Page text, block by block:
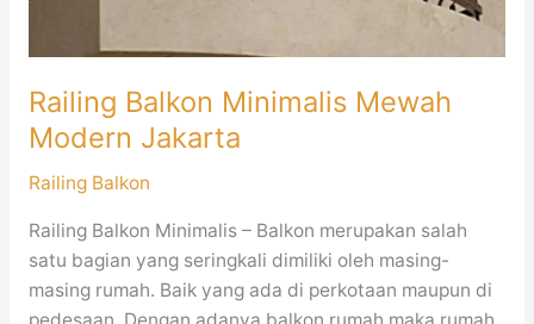
Railing Balkon Minimalis Mewah
Modern Jakarta
Railing Balkon
Railing Balkon Minimalis – Balkon merupakan salah
satu bagian yang seringkali dimiliki oleh masing-
masing rumah. Baik yang ada di perkotaan maupun di
pedesaan. Dengan adanya balkon rumah maka rumah